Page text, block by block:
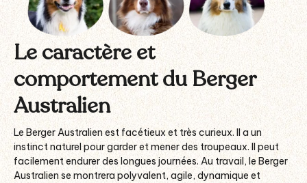
Le caractère et
comportement du Berger
Australien
Le Berger Australien est facétieux et très curieux. Il a un
instinct naturel pour garder et mener des troupeaux. Il peut
facilement endurer des longues journées. Au travail, le Berger
Australien se montrera polyvalent, agile, dynamique et